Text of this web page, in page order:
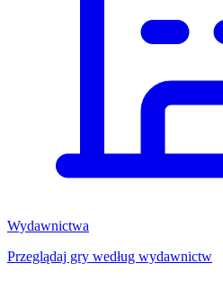
Wydawnictwa
Przeglądaj gry według wydawnictw